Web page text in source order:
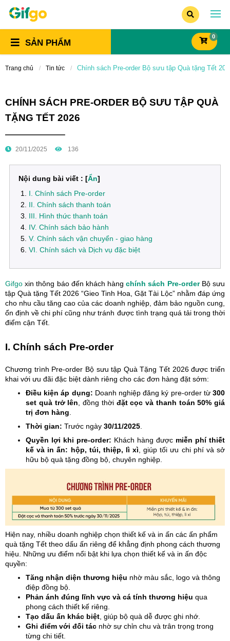
SẢN PHẨM
0
Trang chủ Tin tức Chính sách Pre-order Bộ sưu tập Quà tặng Tết
CHÍNH SÁCH PRE-ORDER BỘ SƯU TẬP QUÀ
TẶNG TẾT 2026
20/11/2025 136
Nội dung bài viết : [Ẩn]
I. Chính sách Pre-order
II. Chính sách thanh toán
III. Hình thức thanh toán
IV. Chính sách bảo hành
V. Chính sách vận chuyển - giao hàng
VI. Chính sách và Dịch vụ đặc biệt
Gifgo xin thông báo đến khách hàngchính sách Pre-orderBộ sưu
tập Quà tặng Tết 2026 “Gieo Tinh Hoa, Gặt Tài Lộc” nhằm đáp ứng
cho nhu cầu tăng cao của các doanh nghiệp, đảm bảo nguồn cung,
ổn định về chi phí cũng như tránh được tình trạng quá tải trong thời
điểm cận Tết.
I. Chính sách Pre-order
Chương trình Pre-order Bộ sưu tập Quà Tặng Tết 2026 được triển
khai với ưu đãi đặc biệt dành riêng cho các đơn hàng đặt sớm:
Điều kiện áp dụng: Doanh nghiệp đăng ký pre-order từ300
set quà trở lên , đồng thời đặt cọc và thanh toán 50% giá
trị đơn hàng
Thời gian: Trước ngày 30/11/2025
Quyền lợi khi pre-order: Khách hàng được miễn phí thiết
kế và in ấn: hộp, túi, thiệp, lì xì , giúp tối ưu chi phí và sở
hữu bộ quà tặng đồng bộ, chuyên nghiệp.
Hiện nay, nhiều doanh nghiệp chọn thiết kế và in ấn các ấn phẩm
quà tặng Tết theo dấu ấn riêng để khẳng định phong cách thương
hiệu. Những ưu điểm nổi bật khi lựa chọn thiết kế và in ấn độc
quyền:
Tăng nhận diện thương hiệu nhờ màu sắc, logo và thông
điệp đồng bộ.
Phản ánh đúng lĩnh vực và cá tính thương hiệu qua
phong cách thiết kế riêng.
Tạo dấu ấn khác biệt, giúp bộ quà dễ được ghi nhớ.
Ghi điểm với đối tác nhờ sự chỉn chu và trân trọng trong
từng chi tiết.